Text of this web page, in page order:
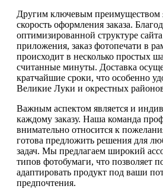
Другим ключевым преимуществом
скорость оформления заказа.
оптимизированной структуре
приложения, заказ фотопечати в
происходит в несколько простых
считанные минуты. Доставка
кратчайшие сроки, что особенно
Великие Луки и окрестных
Важным аспектом является и
каждому заказу. Наша команда
внимательно относится к
готова предложить решения для
задач. Мы предлагаем широкий
типов фотобумаги, что позволяет
адаптировать продукт под ваши
предпочтения.